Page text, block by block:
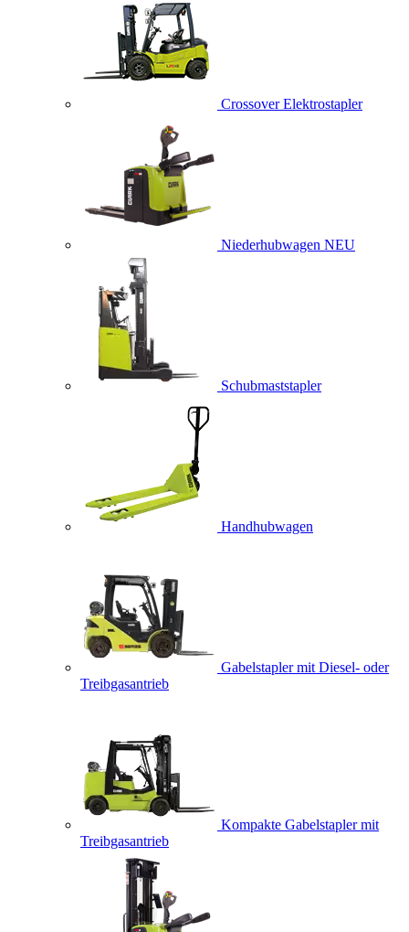
Crossover Elektrostapler
Niederhubwagen NEU
Schubmaststapler
Handhubwagen
Gabelstapler mit Diesel- oder
Treibgasantrieb
Kompakte Gabelstapler mit
Treibgasantrieb